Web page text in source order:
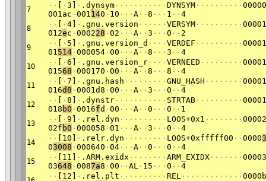
7 · · · 3] · .dynsym · · · · · · · · · · · DYNSYM · · · · · · · · · ·
001ac · 001140 · 10 · · · A · · 8 · · · 1 · · 4
8 · · · 4] · .gnu.version · · · · · · VERSYM · · · · · · · · · ·
012ec · 000228 · 02 · · · A · · 3 · · · 0 · · 2
9 · · · 5] · .gnu.version_d · · · · VERDEF · · · · · · · · · · 00001
01514 · 000054 · 00 · · · A · · 8 · · · 3 · · 4
10 · · · 6] · .gnu.version_r · · · · VERNEED · · · · · · · · ·
01568 · 000170 · 00 · · · A · · 8 · · · 8 · · 4
11 · · · 7] · .gnu.hash · · · · · · · · · GNU_HASH · · · · · · · ·
016d8 · 0001d8 · 00 · · · A · · 3 · · · 0 · · 4
12 · · · 8] · .dynstr · · · · · · · · · · · STRTAB · · · · · · · · · ·
018 b0 · 0016fd · 00 · · · A · · 0 · · · 0 · · 1
13 · · · 9] · .rel.dyn · · · · · · · · · · LOOS+0x1 · · · · · · · ·
02f b0 · 000058 · 01 · · · A · · 3 · · · 0 · · 4
14 · · [10] · .relr.dyn · · · · · · · · · LOOS+0xfffff00 · · 0000
03008 · 000640 · 04 · · · A · · 0 · · · 0 · · 4
15 · · [11] · .ARM.exidx · · · · · · · · ARM_EXIDX · · · · · · · 00003
03648 · 0087a8 · 00 · · AL · 15 · · · 0 · · 4
· · [12] · .rel.plt · · · · · · · · · · REL · · · · · · · · · · · · · 0000b